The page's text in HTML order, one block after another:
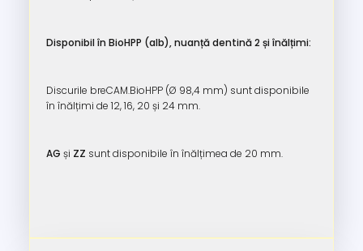
Disponibil în BioHPP (alb), nuanță dentină 2 și înălțimi:
Discurile breCAM.BioHPP (Ø 98,4 mm) sunt disponibile
în înălțimi de 12, 16, 20 și 24 mm.
AG și ZZ sunt disponibile în înălțimea de 20 mm.